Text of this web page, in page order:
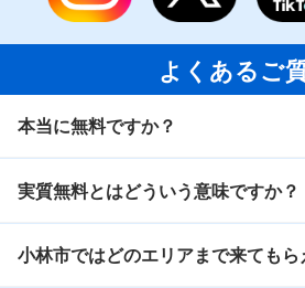
よくあるご
本当に無料ですか？
実質無料とはどういう意味ですか？
小林市ではどのエリアまで来てもら